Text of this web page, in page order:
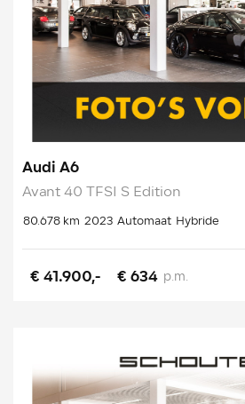
Audi A6
Avant 40 TFSI S Edition
80.678 km 2023 Automaat Hybride
€ 41.900,- € 634 p.m.